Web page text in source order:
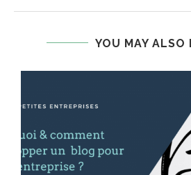
YOU MAY ALSO